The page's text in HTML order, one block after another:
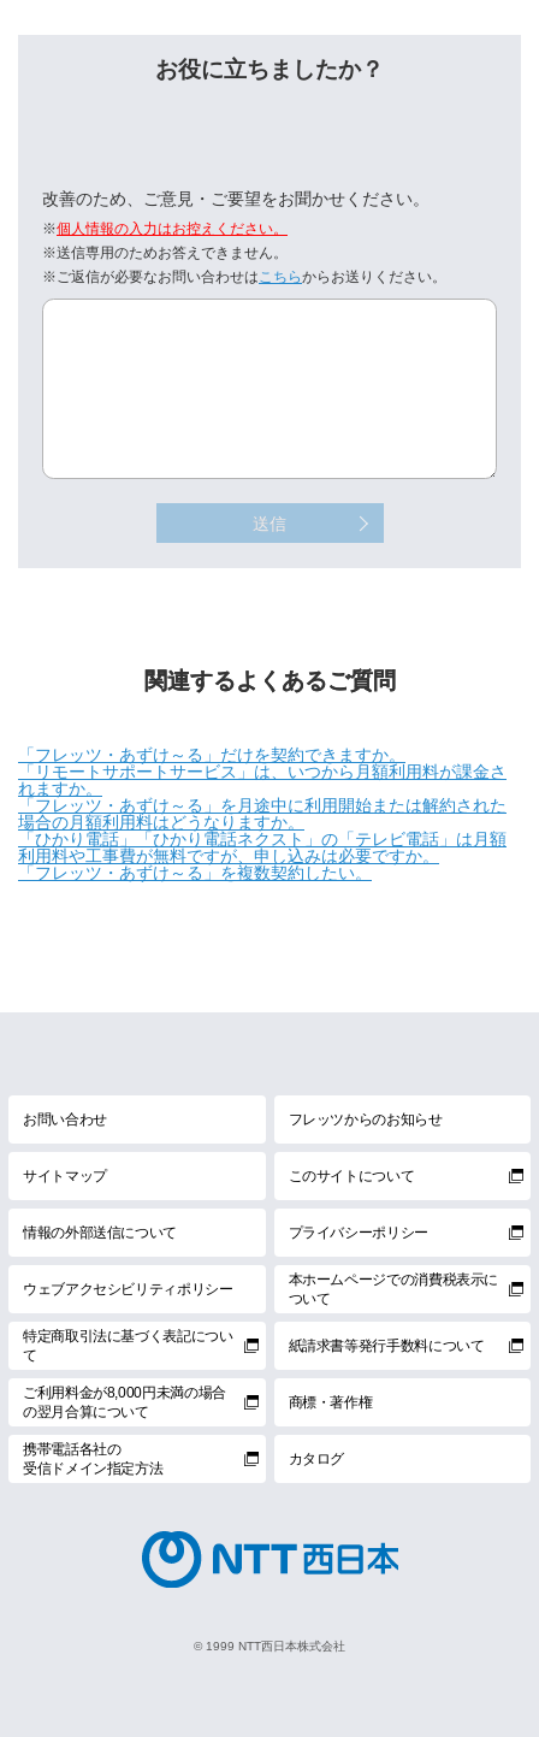
お役に立ちましたか？
改善のため、ご意見・ご要望をお聞かせください。
※個人情報の入力はお控えください。
※送信専用のためお答えできません。
※ご返信が必要なお問い合わせはこちらからお送りください。
送信
関連するよくあるご質問
「フレッツ・あずけ～る」だけを契約できますか。
「リモートサポートサービス」は、いつから月額利用料が課金さ
れますか。
「フレッツ・あずけ～る」を月途中に利用開始または解約された
場合の月額利用料はどうなりますか。
「ひかり電話」「ひかり電話ネクスト」の「テレビ電話」は月額
利用料や工事費が無料ですが、申し込みは必要ですか。
「フレッツ・あずけ～る」を複数契約したい。
お問い合わせ フレッツからのお知らせ
サイトマップ このサイトについて
情報の外部送信について プライバシーポリシー
ウェブアクセシビリティポリシー
本ホームページでの消費税表示に
ついて
特定商取引法に基づく表記につい
て
紙請求書等発行手数料について
ご利用料金が8,000円未満の場合
の翌月合算について
商標・著作権
携帯電話各社の
受信ドメイン指定方法
カタログ
© 1999 NTT西日本株式会社